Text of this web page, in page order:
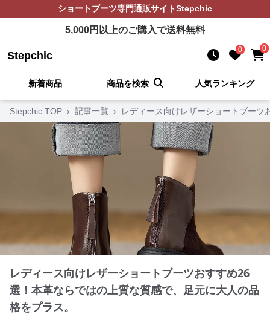
ショートブーツ専門通販サイトStepchic
5,000円以上のご購入で送料無料
Stepchic 0 0
新着商品 商品を検索 人気ランキング
Stepchic TOP › 記事一覧 › レディース向けレザーショートブー
レディース向けレザーショートブーツおすすめ26
選！本革ならではの上質な質感で、足元に大人の品
格をプラス。